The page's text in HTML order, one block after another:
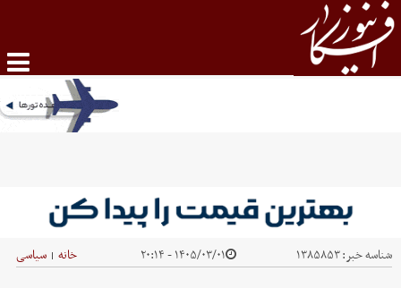
شناسه خبر:۱۳۸۵۸۵۳ ۱۴۰۵/۰۳/۰۱ - ۲۰:۱۴ خانه | سیاسی